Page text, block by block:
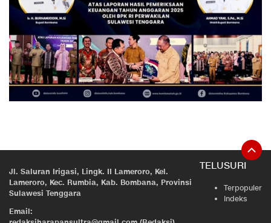
Jl. Saluran Irigasi, Lingk. II Lameroro, Kel.
Lameroro, Kec. Rumbia, Kab. Bombana, Provinsi
Sulawesi Tenggara
Email:
TELUSURI
Terpopuler
Indeks